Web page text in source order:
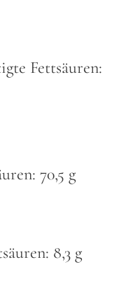
Fettsäuren:
70,5 g
8,3 g